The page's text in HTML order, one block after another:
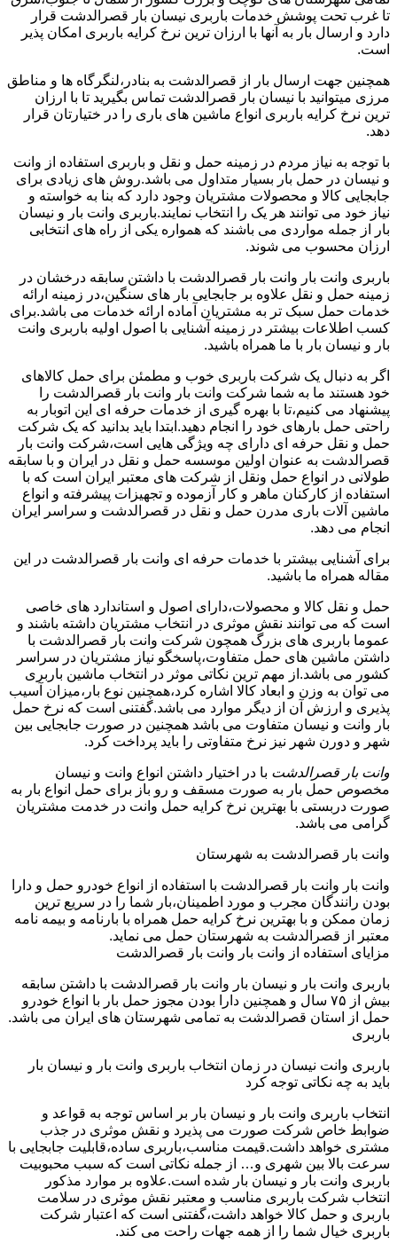
تا غرب تحت پوشش خدمات باربری نیسان بار قصرالدشت قرار
دارد و ارسال بار به آنها با ارزان ترین نرخ کرایه باربری امکان پذیر
است.
همچنین جهت ارسال بار از قصرالدشت به بنادر،لنگرگاه ها و مناطق
مرزی میتوانید با نیسان بار قصرالدشت تماس بگیرید تا با ارزان
ترین نرخ کرایه باربری انواع ماشین های باری را در ختیارتان قرار
دهد.
با توجه به نیاز مردم در زمینه حمل و نقل و باربری استفاده از وانت
و نیسان در حمل بار بسیار متداول می باشد.روش های زیادی برای
جابجایی کالا و محصولات مشتریان وجود دارد که بنا به خواسته و
نیاز خود می توانند هر یک را انتخاب نمایند.باربری وانت بار و نیسان
بار از جمله مواردی می باشند که همواره یکی از راه های انتخابی
ارزان محسوب می شوند.
باربری وانت بار وانت بار قصرالدشت با داشتن سابقه درخشان در
زمینه حمل و نقل علاوه بر جابجایی بار های سنگین،در زمینه ارائه
خدمات حمل سبک تر به مشتریان آماده ارائه خدمات می باشد.برای
کسب اطلاعات بیشتر در زمینه آشنایی با اصول اولیه باربری وانت
بار و نیسان بار با ما همراه باشید.
اگر به دنبال یک شرکت باربری خوب و مطمئن برای حمل کالاهای
خود هستند ما به شما شرکت وانت بار وانت بار قصرالدشت را
پیشنهاد می کنیم،تا با بهره گیری از خدمات حرفه ای این اتوبار به
راحتی حمل بارهای خود را انجام دهید.ابتدا باید بدانید که یک شرکت
حمل و نقل حرفه ای دارای چه ویژگی هایی است،شرکت وانت بار
قصرالدشت به عنوان اولین موسسه حمل و نقل در ایران و با سابقه
طولانی در انواع حمل ونقل از شرکت های معتبر ایران است که با
استفاده از کارکنان ماهر و کار آزموده و تجهیزات پیشرفته و انواع
ماشین آلات باری مدرن حمل و نقل در قصرالدشت و سراسر ایران
انجام می دهد.
برای آشنایی بیشتر با خدمات حرفه ای وانت بار قصرالدشت در این
مقاله همراه ما باشید.
حمل و نقل کالا و محصولات،دارای اصول و استاندارد های خاصی
است که می توانند نقش موثری در انتخاب مشتریان داشته باشند و
عموما باربری های بزرگ همچون شرکت وانت بار قصرالدشت با
داشتن ماشین های حمل متفاوت،پاسخگو نیاز مشتریان در سراسر
کشور می باشد.از مهم ترین نکاتی موثر در انتخاب ماشین باربری
می توان به وزن و ابعاد کالا اشاره کرد،همچنین نوع بار،میزان آسیب
پذیری و ارزش آن از دیگر موارد می باشد.گفتنی است که نرخ حمل
بار وانت و نیسان متفاوت می باشد همچنین در صورت جابجایی بین
شهر و دورن شهر نیز نرخ متفاوتی را باید پرداخت کرد.
وانت بار قصرالدشت با در اختیار داشتن انواع وانت و نیسان
مخصوص حمل بار به صورت مسقف و رو باز برای حمل انواع بار به
صورت دربستی با بهترین نرخ کرایه حمل وانت در خدمت مشتریان
گرامی می باشد.
وانت بار قصرالدشت به شهرستان
وانت بار وانت بار قصرالدشت با استفاده از انواع خودرو حمل و دارا
بودن رانندگان مجرب و مورد اطمینان،بار شما را در سریع ترین
زمان ممکن و با بهترین نرخ کرایه حمل همراه با بارنامه و بیمه نامه
معتبر از قصرالدشت به شهرستان حمل می نماید.
مزایای استفاده از وانت بار وانت بار قصرالدشت
باربری وانت بار و نیسان بار وانت بار قصرالدشت با داشتن سابقه
بیش از ۷۵ سال و همچنین دارا بودن مجوز حمل بار با انواع خودرو
حمل از استان قصرالدشت به تمامی شهرستان های ایران می باشد.
باربری
باربری وانت نیسان در زمان انتخاب باربری وانت بار و نیسان بار
باید به چه نکاتی توجه کرد
انتخاب باربری وانت بار و نیسان بار بر اساس توجه به قواعد و
ضوابط خاص شرکت صورت می پذیرد و نقش موثری در جذب
مشتری خواهد داشت.قیمت مناسب،باربری ساده،قابلیت جابجایی با
سرعت بالا بین شهری و… از جمله نکاتی است که سبب محبوبیت
باربری وانت بار و نیسان بار شده است.علاوه بر موارد مذکور
انتخاب شرکت باربری مناسب و معتبر نقش موثری در سلامت
باربری و حمل کالا خواهد داشت،گفتنی است که اعتبار شرکت
باربری خیال شما را از همه جهات راحت می کند.